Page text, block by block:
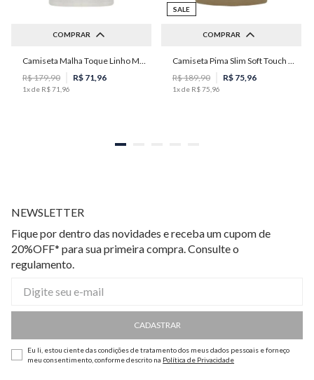
COMPRAR
G
R$179,90 R$ 71 96
1x de R$71 96
SALE
COMPRAR
M
R$189,90 R$ 75, 96
1x de R$75 96
NEWSLETTER
Fique por dentro das novidades e receba um cupom de
20%OFF* para sua primeira compra. Consulte o
regulamento.
CADASTRAR
Eu li, estou ciente das condições de tratamento dos meus dados pessoais e forneço
meu consentimento, conforme descrito na Política de Privacidade